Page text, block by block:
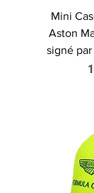
Mini
Aston
signé